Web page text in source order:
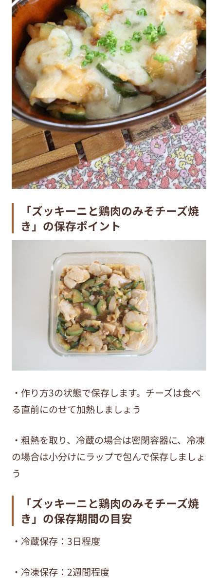
「ズッキーニと鶏肉のみそチーズ焼
き 」の保存ポイント
・作り方3の状態で保存します。チーズは食べ
る直前にのせて加熱しましょう
・粗熱を取り、冷蔵の場合は密閉容器に、冷凍
の場合は小分けにラップで包んで保存しましょ
う
「ズッキーニと鶏肉のみそチーズ焼
き」の保存期間の目安
・冷蔵保存：3日程度
・冷凍保存：2週間程度